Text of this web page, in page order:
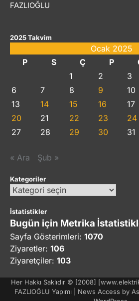
FAZLIOĞLU
2025 Takvim
Ocak 2025
P
S Ç P
1
2 3
6
7 8 9 10
13
14 15 16 17
20
21 22 23 24
27
28 29 30 31
« Ara Şub »
Kategoriler
Kategoriler
İstatistikler
Bugün için Metrika
Sayfa Gösterimleri: 1070
Ziyaretler: 106
Ziyaretçiler: 103
Her Hakkı Saklıdır © [2008]
FAZLIOĞLU Yapımı | News Access by